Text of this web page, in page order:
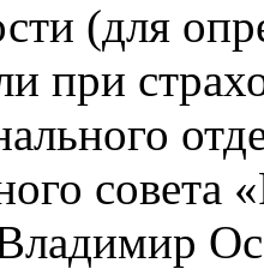
(для
при
совета